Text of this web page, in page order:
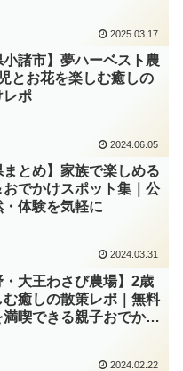
2025.03.17
小諸市】夢ハーベスト農
とお花を楽しむ癒しの
レポ
2024.06.05
まとめ】家族で楽しめる
おでかけスポット集｜公
・体験を気軽に
2024.03.31
・大王わさび農場】2歳
む癒しの散策レポ｜無料
喫できる親子おでかけ
2024.02.22